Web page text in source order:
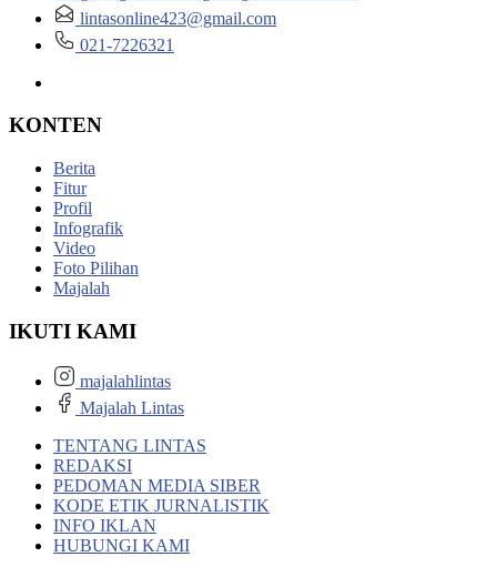
lintasonline423@gmail.com
021-7226321
KONTEN
Berita
Fitur
Profil
Infografik
Video
Foto Pilihan
Majalah
IKUTI KAMI
majalahlintas
Majalah Lintas
TENTANG LINTAS
REDAKSI
PEDOMAN MEDIA SIBER
KODE ETIK JURNALISTIK
INFO IKLAN
HUBUNGI KAMI